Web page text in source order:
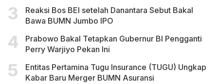
Reaksi Bos BEI setelah Danantara Sebut Bakal
Bawa BUMN Jumbo IPO
Prabowo Bakal Tetapkan Gubernur BI Pengganti
Perry Warjiyo Pekan Ini
Entitas Pertamina Tugu Insurance (TUGU) Ungkap
Kabar Baru Merger BUMN Asuransi